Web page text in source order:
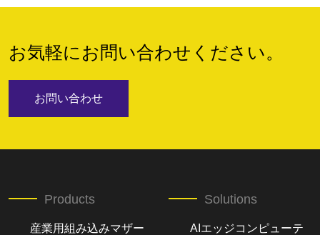
お気軽にお問い合わせください。
お問い合わせ
Products
産業用組み込みマザー
Solutions
AIエッジコンピューテ